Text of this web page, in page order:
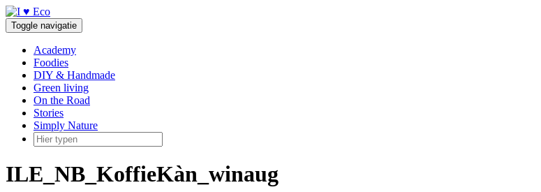
Doorgaan
naar
inhoud
Toggle navigatie
Academy
Foodies
DIY & Handmade
Green living
On the Road
Stories
Simply Nature
ILE_NB_KoffieKàn_winaug